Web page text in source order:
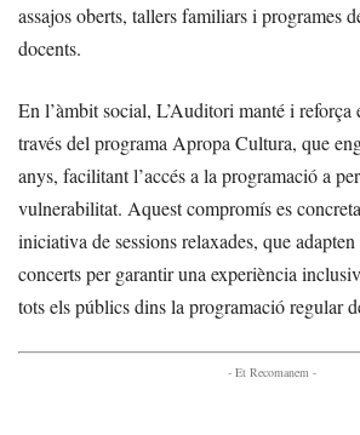
assajos oberts, tallers familiars i programes
docents.
En l’àmbit social, L’Auditori manté i reforça
través del programa Apropa Cultura, que
anys, facilitant l’accés a la programació a
vulnerabilitat. Aquest compromís es
iniciativa de sessions relaxades, que
concerts per garantir una experiència
tots els públics dins la programació regular
- Et Recomanem -